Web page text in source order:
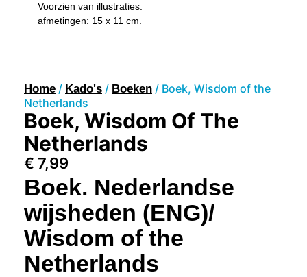
Voorzien van illustraties.
afmetingen: 15 x 11 cm.
Home / Kado's / Boeken / Boek, Wisdom of the
Netherlands
Boek, Wisdom Of The
Netherlands
€ 7,99
Boek. Nederlandse
wijsheden (ENG)/
Wisdom of the
Netherlands